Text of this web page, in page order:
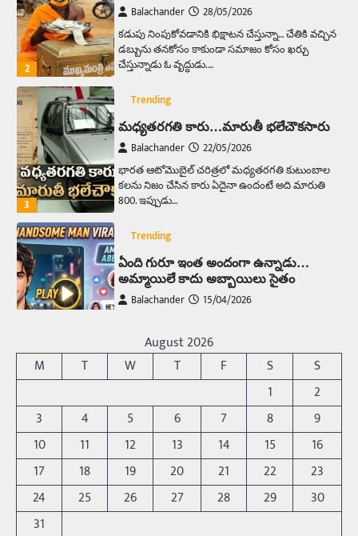
2
Balachander 28/05/2026
కడుపు నింపుకోవడానికి భిక్షాటన చేస్తున్నా… చేతికి వచ్చిన
డబ్బును తనకోసం కాకుండా సమాజం కోసం ఖర్చు
చేస్తున్నాడు ఓ వృద్ధుడు.…
3
Trending
మధ్యతరగతి కారు…మారుతీ భలేచౌకసారు
Balachander 22/05/2026
భారత ఆటోమొబైల్ చరిత్రలో మధ్యతరగతి కుటుంబాల
కలను నిజం చేసిన కారు ఏదైనా ఉందంటే అది మారుతి
800. ఇప్పుడు…
4
Trending
ఏంది గురూ ఇంత అందంగా ఉన్నాడు…
అమ్మాయిలే కాదు అబ్బాయిలు సైతం
Balachander 15/04/2026
బోమ్మ అని పిలుస్తాం. స్పెయిన్‌ అమ్మాయిలు చాలా
అందంగా ఉంటారనే నానుడి…
5
రోడ్డుపై ఏరులై పారిన బీర్లు… ఘాటుతో
మండుతున్న నోర్లు
Balachander 15/04/2026
ఉత్తర ప్రదేశ్‌లోని ఝాన్సీ జిల్లాలో ఒక వింతైన రోడ్డు
ప్రమాదం చోటుచేసుకుంది. ఝాన్సీ–కాన్పూర్ జాతీయ
రహదారిపై వేల సంఖ్యలో బీరు…
August 2026
M
T W T F S
S
1
2
3
4 5 6 7 8
9
10
11 12 13 14 15
16
17
18 19 20 21 22
23
24
25 26 27 28 29
30
31